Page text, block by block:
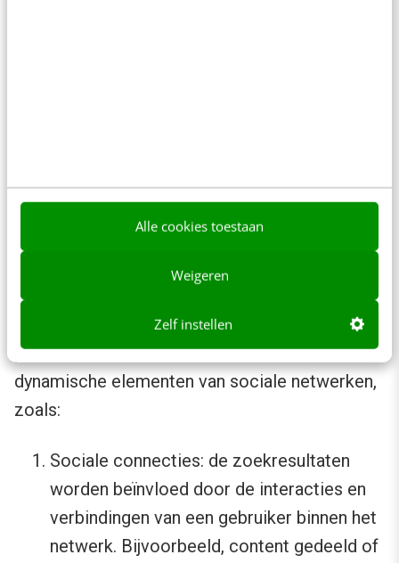
Alle cookies toestaan
Weigeren
Zelf instellen
van gebruikers, ongeacht hun persoonlijke
netwerk of voorkeuren.
Aan de andere kant combineren socialmedia-
platforms traditionele zoektechnieken met de
dynamische elementen van sociale netwerken,
zoals:
Sociale connecties: de zoekresultaten
worden beïnvloed door de interacties en
verbindingen van een gebruiker binnen het
netwerk. Bijvoorbeeld, content gedeeld of